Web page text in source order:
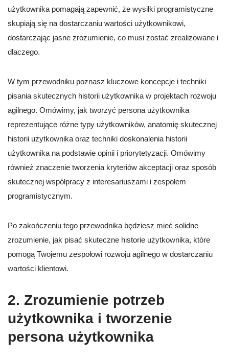
użytkownika pomagają zapewnić, że wysiłki programistyczne
skupiają się na dostarczaniu wartości użytkownikowi,
dostarczając jasne zrozumienie, co musi zostać zrealizowane i
dlaczego.
W tym przewodniku poznasz kluczowe koncepcje i techniki
pisania skutecznych historii użytkownika w projektach rozwoju
agilnego. Omówimy, jak tworzyć persona użytkownika
reprezentujące różne typy użytkowników, anatomię skutecznej
historii użytkownika oraz techniki doskonalenia historii
użytkownika na podstawie opinii i priorytetyzacji. Omówimy
również znaczenie tworzenia kryteriów akceptacji oraz sposób
skutecznej współpracy z interesariuszami i zespołem
programistycznym.
Po zakończeniu tego przewodnika będziesz mieć solidne
zrozumienie, jak pisać skuteczne historie użytkownika, które
pomogą Twojemu zespołowi rozwoju agilnego w dostarczaniu
wartości klientowi.
2. Zrozumienie potrzeb
użytkownika i tworzenie
persona użytkownika